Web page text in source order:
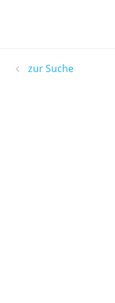
zur Suche